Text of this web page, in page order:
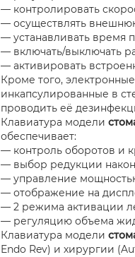
— контролировать
— осуществлять
— устанавливать время
— включать/выключать
— активировать
Кроме того,
инкапсулированные в
проводить её
Клавиатура модели
обеспечивает:
— контроль оборотов и
— выбор редукции
— управление
— отображение на
— 2 режима активации
— регуляцию объема
Клавиатура модели
Endo Rev) и хирургии